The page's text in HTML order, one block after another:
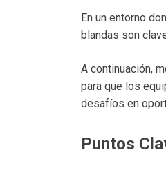
En un entorno
blandas son
A continuación,
para que los
desafíos en
Puntos